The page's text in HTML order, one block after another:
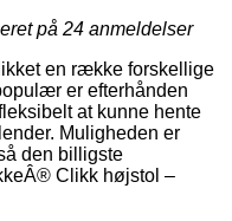
på 24 anmeldelser
en række forskellige
er efterhånden
at kunne hente
Muligheden er
den billigste
Clikk højstol –